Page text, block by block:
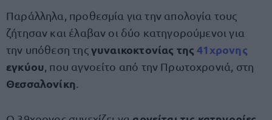
Παράλληλα, προθεσμία για την απολογία τους
ζήτησαν και έλαβαν οι δύο κατηγορούμενοι για
την υπόθεση τηςγυναικοκτονίας της41χρονης
εγκύου , που αγνοείτο από την Πρωτοχρονιά, στη
Θεσσαλονίκη